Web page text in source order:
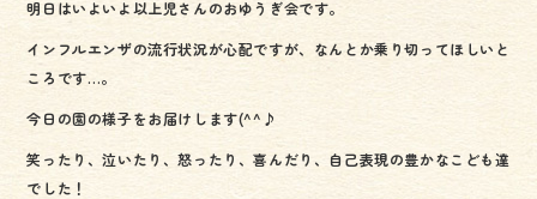
e
b
o
ok
tt
er
明日はいよいよ以上児さんのおゆうぎ会です。
インフルエンザの流行状況が心配ですが、なんとか乗り切ってほしいと
ころです…。
今日の園の様子をお届けします(^^♪
笑ったり、泣いたり、怒ったり、喜んだり、自己表現の豊かなこども達
でした！